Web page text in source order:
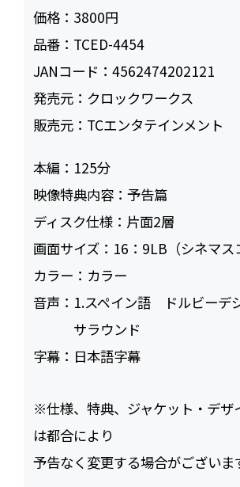
価格： 3800円
品番： TCED-4454
JANコード：4562474202121
発売元： クロックワークス
販売元： TCエンタテインメント
本編： 125
映像特典内容：予告篇
ディスク仕様： 片面2層
画面サイズ： 16：9LB（シネマス
カラー： カラー
音声： 1.スペイン語 ドルビーデ
サラウンド
字幕： 日本語字幕
※仕様、特典、ジャケット・デザ
は都合により
予告なく変更する場合がございま